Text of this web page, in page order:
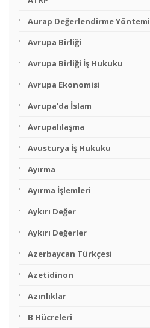
Aurap Değerlendirme Yöntemi
Avrupa Birliği
Avrupa Birliği İş Hukuku
Avrupa Ekonomisi
Avrupa'da İslam
Avrupalılaşma
Avusturya İş Hukuku
Ayırma
Ayırma İşlemleri
Aykırı Değer
Aykırı Değerler
Azerbaycan Türkçesi
Azetidinon
Azınlıklar
B Hücreleri